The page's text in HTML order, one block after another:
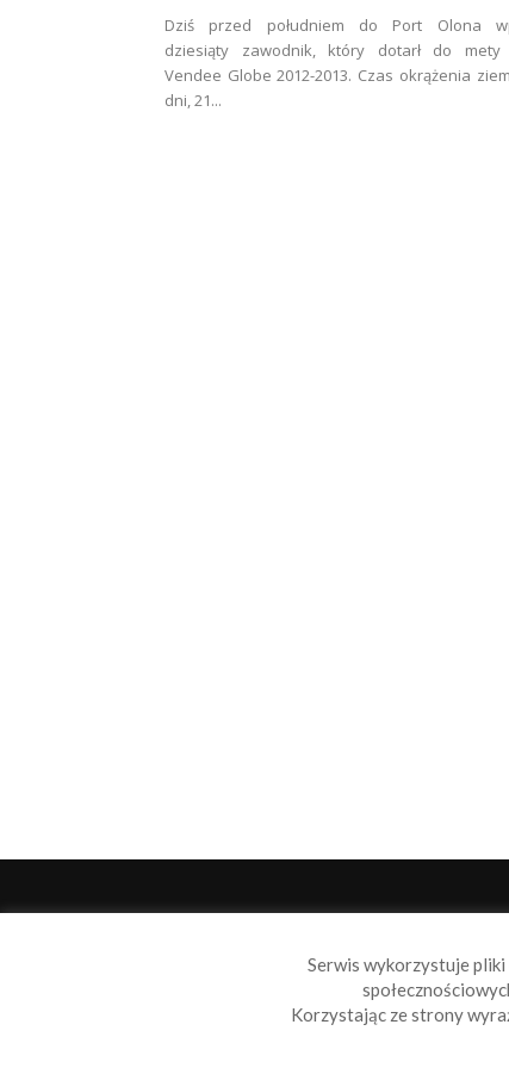
Dziś przed południem do Port Olona
dziesiąty zawodnik, który dotarł do mety
Vendee Globe 2012-2013. Czas okrążenia
dni, 21...
Serwis wykorzystuje pliki
Korzystając ze strony